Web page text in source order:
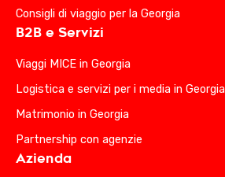
Consigli di viaggio per la Georgia
B2B e Servizi
Viaggi MICE in Georgia
Logistica e servizi per i media in Georgia
Matrimonio in Georgia
Partnership con agenzie
Azienda